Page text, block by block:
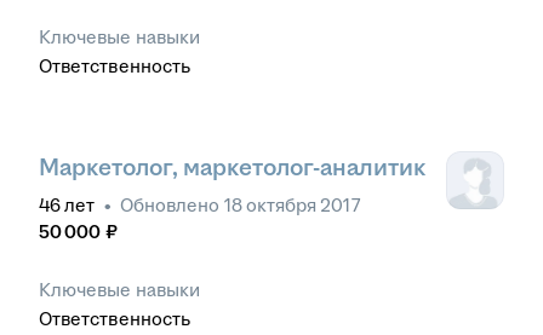
Ключевые навыки
Ответственность
Маркетолог, маркетолог-аналитик
46лет • Обновлено 18 октября 2017
50 000 ₽
Ключевые навыки
Ответственность